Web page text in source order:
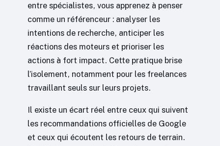
entre spécialistes, vous apprenez à penser
comme un référenceur : analyser les
intentions de recherche, anticiper les
réactions des moteurs et prioriser les
actions à fort impact. Cette pratique brise
l’isolement, notamment pour les freelances
travaillant seuls sur leurs projets.
Il existe un écart réel entre ceux qui suivent
les recommandations officielles de Google
et ceux qui écoutent les retours de terrain.